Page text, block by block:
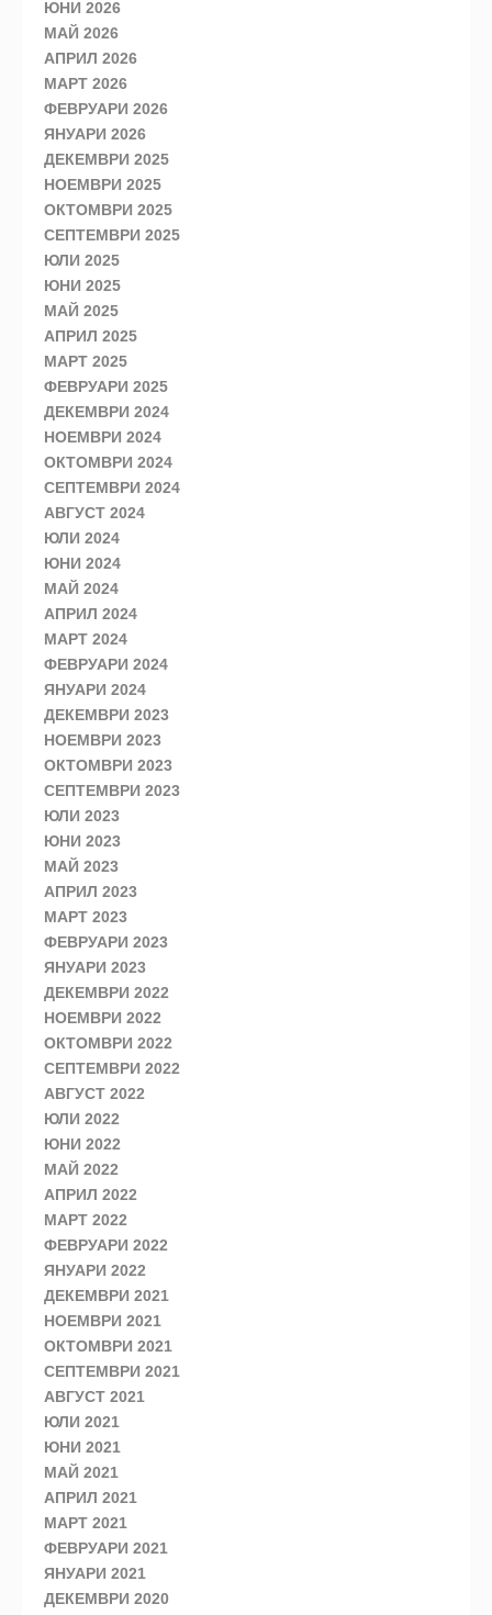
ЮНИ 2026
МАЙ 2026
АПРИЛ 2026
МАРТ 2026
ФЕВРУАРИ 2026
ЯНУАРИ 2026
ДЕКЕМВРИ 2025
НОЕМВРИ 2025
ОКТОМВРИ 2025
СЕПТЕМВРИ 2025
ЮЛИ 2025
ЮНИ 2025
МАЙ 2025
АПРИЛ 2025
МАРТ 2025
ФЕВРУАРИ 2025
ДЕКЕМВРИ 2024
НОЕМВРИ 2024
ОКТОМВРИ 2024
СЕПТЕМВРИ 2024
АВГУСТ 2024
ЮЛИ 2024
ЮНИ 2024
МАЙ 2024
АПРИЛ 2024
МАРТ 2024
ФЕВРУАРИ 2024
ЯНУАРИ 2024
ДЕКЕМВРИ 2023
НОЕМВРИ 2023
ОКТОМВРИ 2023
СЕПТЕМВРИ 2023
ЮЛИ 2023
ЮНИ 2023
МАЙ 2023
АПРИЛ 2023
МАРТ 2023
ФЕВРУАРИ 2023
ЯНУАРИ 2023
ДЕКЕМВРИ 2022
НОЕМВРИ 2022
ОКТОМВРИ 2022
СЕПТЕМВРИ 2022
АВГУСТ 2022
ЮЛИ 2022
ЮНИ 2022
МАЙ 2022
АПРИЛ 2022
МАРТ 2022
ФЕВРУАРИ 2022
ЯНУАРИ 2022
ДЕКЕМВРИ 2021
НОЕМВРИ 2021
ОКТОМВРИ 2021
СЕПТЕМВРИ 2021
АВГУСТ 2021
ЮЛИ 2021
ЮНИ 2021
МАЙ 2021
АПРИЛ 2021
МАРТ 2021
ФЕВРУАРИ 2021
ЯНУАРИ 2021
ДЕКЕМВРИ 2020